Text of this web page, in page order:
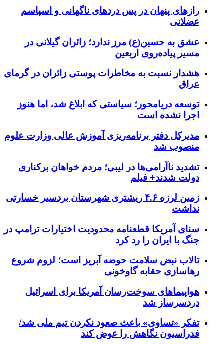
رازهای پنهان در پس دردهای ناگهانی و اسپاسم
عضلانی
عشق به حسین(ع) مرز ندارد؛ زائران گیلانی در
مسیر پیاده‌روی اربعین
هشدار نسبت به مخاطرات پوستی زائران در گرمای
عراق
توسعه دریامحور؛ سیاستی که ابلاغ شد، اما هنوز
اجرا نشده است
مدیرکل دفتر برنامه‌ریزی آموزش عالی وزارت علوم
منصوب شد
تشدید ناآرامی‌ها در لیبی؛ مردم خواهان برکناری
دولت شدند+ فیلم
زمین لرزه ۴.۶ ریشتری شهرستان بردسیر خسارتی
نداشت
سنای آمریکا قطعنامه محدودیت اختیارات ترامپ در
جنگ با ایران را رد کرد
تالاب نبض سلامت حوضه آبریز است؛ لزوم شروع
رهاسازی حقابه گاوخونی
هواپیماهای سوخت‌رسان آمریکا برای اسرائیل
دردسرساز شد
تفکر «تساوی» باعث صعود نکردن تیم ملی شد/
فدراسیون نگاهش را عوض کند